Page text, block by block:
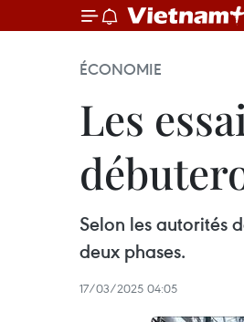
ÉCONOMIE
Les
Selon les autorités
deux phases.
17/03/2025 04:05